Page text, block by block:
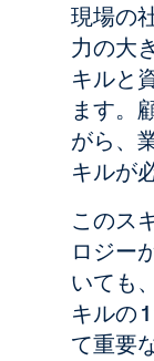
現場の
力の大
キルと
ます。
がら、
キルが
このス
ロジー
いても
キルの
て重要